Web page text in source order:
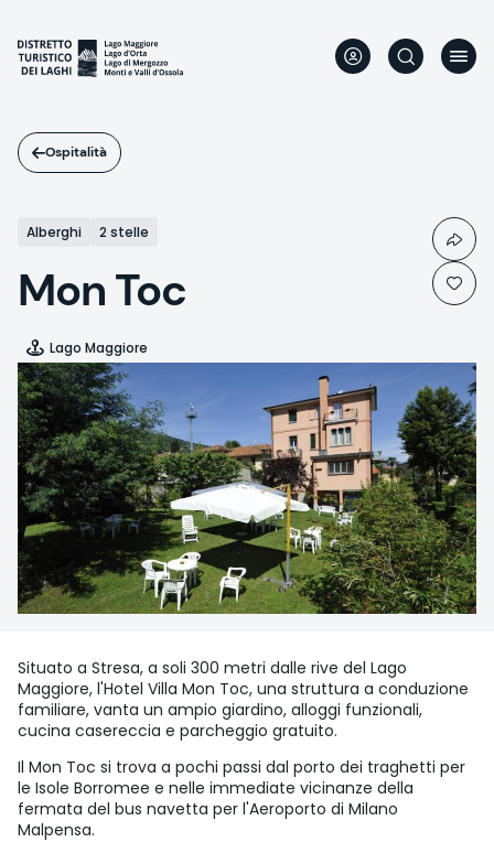
contenuto
principale
Ospitalità
Alberghi 2 stelle
Mon Toc
Lago Maggiore
Situato a Stresa, a soli 300 metri dalle rive del Lago
Maggiore, l'Hotel Villa Mon Toc, una struttura a conduzione
familiare, vanta un ampio giardino, alloggi funzionali,
cucina casereccia e parcheggio gratuito.
Il Mon Toc si trova a pochi passi dal porto dei traghetti per
le Isole Borromee e nelle immediate vicinanze della
fermata del bus navetta per l'Aeroporto di Milano
Malpensa.